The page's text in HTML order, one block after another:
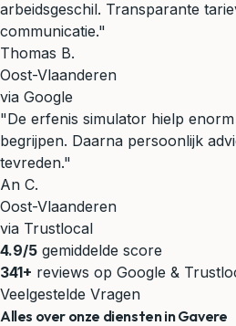
arbeidsgeschil. Transparante
communicatie."
Thomas B.
Oost-Vlaanderen
via Google
"De erfenis simulator hielp
begrijpen. Daarna persoonlijk
tevreden."
An C.
Oost-Vlaanderen
via Trustlocal
4.9/5 gemiddelde score
341+ reviews op Google &
Veelgestelde Vragen
Alles over onze diensten in Gavere